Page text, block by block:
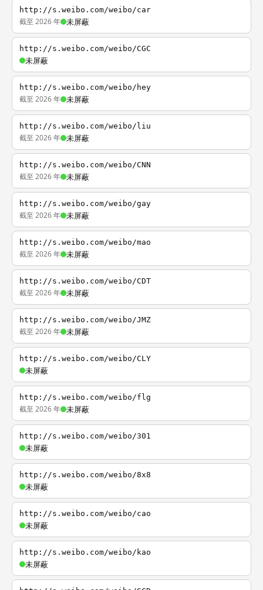
http://s.weibo.com/weibo/car
截至 2026 年 未屏蔽
http://s.weibo.com/weibo/CGC
未屏蔽
http://s.weibo.com/weibo/hey
截至 2026 年 未屏蔽
http://s.weibo.com/weibo/liu
截至 2026 年 未屏蔽
http://s.weibo.com/weibo/CNN
截至 2026 年 未屏蔽
http://s.weibo.com/weibo/gay
截至 2026 年 未屏蔽
http://s.weibo.com/weibo/mao
截至 2026 年 未屏蔽
http://s.weibo.com/weibo/CDT
截至 2026 年 未屏蔽
http://s.weibo.com/weibo/JMZ
截至 2026 年 未屏蔽
http://s.weibo.com/weibo/CLY
未屏蔽
http://s.weibo.com/weibo/flg
截至 2026 年 未屏蔽
http://s.weibo.com/weibo/301
未屏蔽
http://s.weibo.com/weibo/8x8
未屏蔽
http://s.weibo.com/weibo/cao
未屏蔽
http://s.weibo.com/weibo/kao
未屏蔽